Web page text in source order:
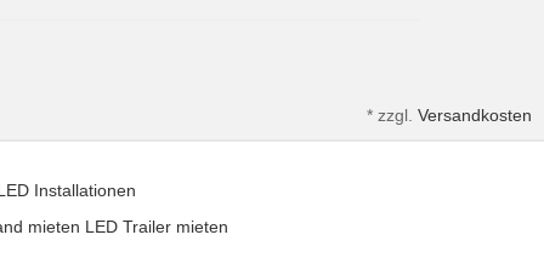
* zzgl. Versandkosten
Installationen
mieten LED Trailer mieten